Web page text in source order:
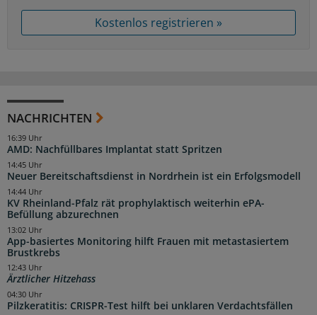
Kostenlos registrieren »
NACHRICHTEN
AMD: Nachfüllbares Implantat statt Spritzen
16:39 Uhr
Neuer Bereitschaftsdienst in Nordrhein ist ein Erfolgsmodell
14:45 Uhr
KV Rheinland-Pfalz rät prophylaktisch weiterhin ePA-
Befüllung abzurechnen
14:44 Uhr
App-basiertes Monitoring hilft Frauen mit metastasiertem
Brustkrebs
13:02 Uhr
Ärztlicher Hitzehass
12:43 Uhr
Pilzkeratitis: CRISPR-Test hilft bei unklaren Verdachtsfällen
04:30 Uhr